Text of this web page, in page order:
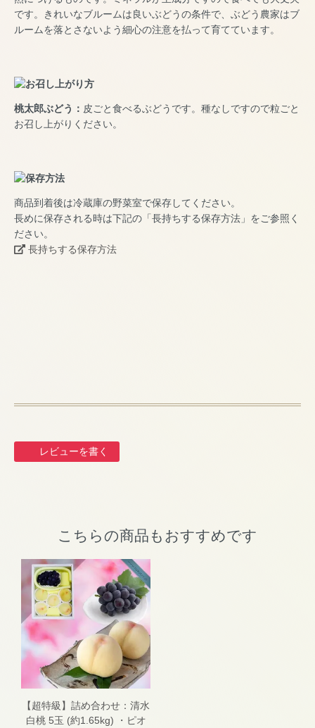
です。きれいなブルームは良いぶどうの条件で、ぶどう農家はブ
ルームを落とさないよう細心の注意を払って育てています。
桃太郎ぶどう： 皮ごと食べるぶどうです。種なしですので粒ごと
お召し上がりください。
商品到着後は冷蔵庫の野菜室で保存してください。
長めに保存される時は下記の「長持ちする保存方法」をご参照く
ださい。
長持ちする保存方法
レビューを書く
こちらの商品もおすすめです
【超特級】詰め合わせ：清水
白桃 5玉 (約1.65kg) ・ピオ